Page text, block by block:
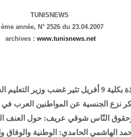
TUNISNEWS
année, N° 2526 du 23.04.2007
archives :www.tunisnews.net
يرفض محوها
نزع الجنسية عن المواطنين العرب في
النّاسشوقي عريف: حول العنف
الهاشمي الحامدي: الوطنية